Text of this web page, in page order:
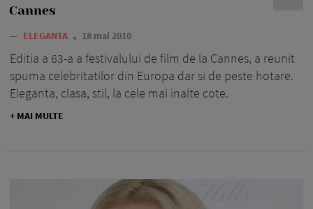
Cannes
— ELEGANTA 18 mai 2010
Editia a 63-a a festivalului de film de la Cannes, a reunit
spuma celebritatilor din Europa dar si de peste hotare.
Eleganta, clasa, stil, la cele mai inalte cote.
+ MAI MULTE